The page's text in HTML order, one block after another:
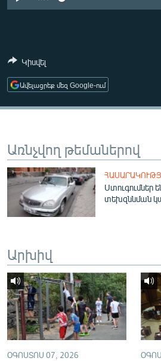
ՄԻՋԱԶԳԱՅԻՆ
ՄԵԿՆԱԲԱՆՈՒԹՅՈՒՆ
ՏՏ ԵՒ ԻՆՏԵՐՆԵՏ
ՏԵՍԱՆՅՈՒԹԵՐ
ԲԱՆԱՎԵՃ
ՁԳՏԵԼՈՎ ԼԱՎԱԳՈՒՅՆԻՆ
Հայերեն
English
Русский
ՀԵՏԵՎԵՔ ՄԵԶ
Կիսվել
Ավելացրեք մեզ Google-ում
Առնչվող թեմաներով
Ստուգումներ
տեխզննման
Արխիվ
ՕԳՈՍՏՈՍ 07, 2026